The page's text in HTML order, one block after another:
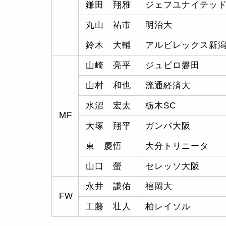
鎌田 翔雅 ジェフユナイテッ
丸山 祐市 明治大
鈴木 大輔 アルビレックス新潟
MF
山崎 亮平 ジュビロ磐田
山村 和也 流通経済大
水沼 宏太 栃木SC
大塚 翔平 ガンバ大阪
東 慶悟 大分トリニータ
山口 螢 セレッソ大阪
FW
永井 謙佑 福岡大
工藤 壮人 柏レイソル